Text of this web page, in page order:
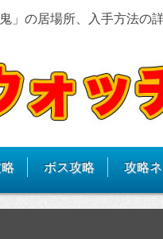
」の居場所、入手方法の
ボス攻略 攻略